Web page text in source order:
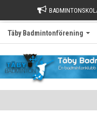
Täby Badmintonförening